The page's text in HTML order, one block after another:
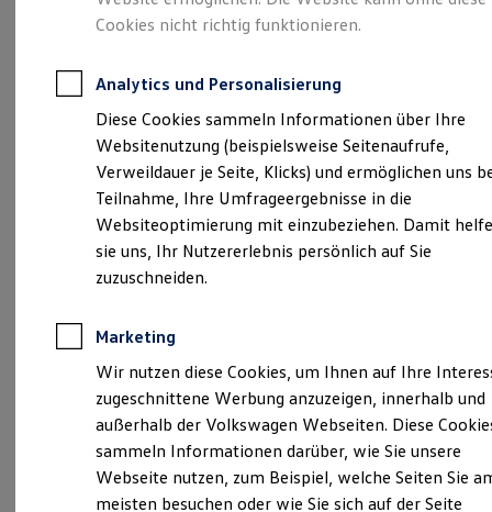
Leasing ohne Anzahlung
Finanzierung
Kfz-Versicherung
Restschuldversicherungen
Garantien
Wartungsverträge
Geschäftskunden
Professional Class bei Volkswagen
Großkunden
Behörden
Direktkunden
Sonderfahrzeuge
Anpfiff zum Gewinn
Elektroautos
ID. Tutorials
Elektrofahrzeugkonzepte
Reichweite
Reichweite der ID. Modelle
Reichweite im Winter
Laden
Laden unterwegs
Verantwortlich für die Inhalte auf dieser Seite ist die Autohaus
Jensen Wittstock GmbH (Impressum & Rechtliches)
Hamburger Straße 1, 16909 Wittstock
info@autohaus-wittstock.de
Montag
Sonntag
Geschlossen
Cookies nicht richtig funktionieren.
Analytics und Personalisierung
Diese Cookies sammeln Informationen über Ihre
Websitenutzung (beispielsweise Seitenaufrufe,
Verweildauer je Seite, Klicks) und ermöglichen uns
Teilnahme, Ihre Umfrageergebnisse in die
Websiteoptimierung mit einzubeziehen. Damit
sie uns, Ihr Nutzererlebnis persönlich auf Sie
zuzuschneiden.
Marketing
Wir nutzen diese Cookies, um Ihnen auf Ihre
zugeschnittene Werbung anzuzeigen, innerhalb und
außerhalb der Volkswagen Webseiten. Diese
sammeln Informationen darüber, wie Sie unsere
Webseite nutzen, zum Beispiel, welche Seiten Sie
meisten besuchen oder wie Sie sich auf der Seite